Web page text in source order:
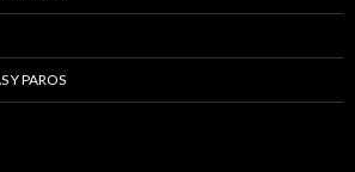
Y PAROS